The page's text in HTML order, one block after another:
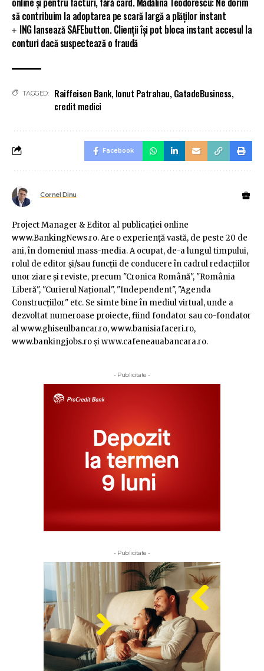
să contribuim la adoptarea pe scară largă a plăților instant
ING lansează SAFEbutton. Clienții își pot bloca instant accesul la
conturi dacă suspectează o fraudă
TAGGED: Raiffeisen Bank, Ionut Patrahau, GatadeBusiness,
credit medici
Facebook
Cornel Dinu
Project Manager & Editor al publicaţiei online
www.BankingNews.ro. Are o experienţă vastă, de peste 20 de
ani, în domeniul mass-media. A ocupat, de-a lungul timpului,
rolul de editor şi/sau funcţii de conducere în cadrul redacţiilor
unor ziare şi reviste, precum "Cronica Română", "România
Liberă", "Curierul Naţional", "Independent", "Agenda
Construcţiilor" etc. Se simte bine în mediul virtual, unde a
dezvoltat numeroase proiecte, fiind fondator sau co-fondator
al www.ghiseulbancar.ro, www.banisiafaceri.ro,
www.bankingjobs.ro şi www.cafeneauabancara.ro.
- Publicitate -
- Publicitate -